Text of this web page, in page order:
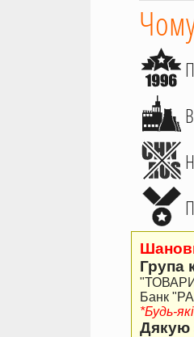
Група
Банк
*Будь-
Дякую